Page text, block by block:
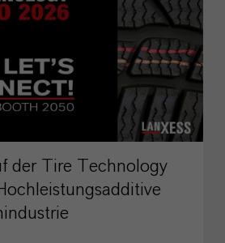
der Tire Technology